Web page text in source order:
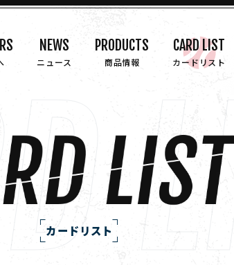
NEWS
ニュース
PRODUCTS
商品情報
CARD LIST
カードリスト
カードリスト